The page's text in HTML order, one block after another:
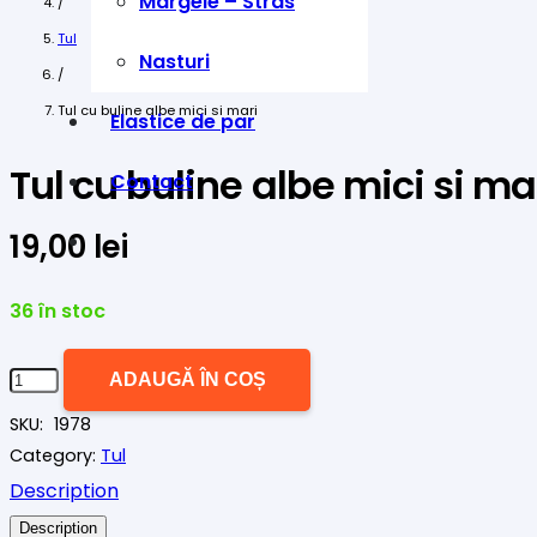
Nasturi
Elastice de par
Contact
Tul
/
Tul cu buline albe mici si mari
Tul cu buline albe mici si
19,00 lei
36 în stoc
Cantitate
Tul
cu
buline
albe
ADAUGĂ ÎN COȘ
SKU: 1978
Category: Tul
Description
Description